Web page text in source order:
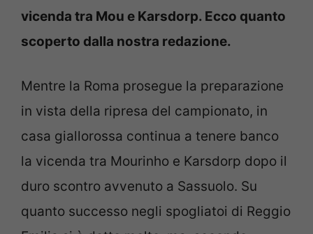
vicenda tra Mou e Karsdorp. Ecco quanto
scoperto dalla nostra redazione.
Mentre la Roma prosegue la preparazione
in vista della ripresa del campionato, in
casa giallorossa continua a tenere banco
la vicenda tra Mourinho e Karsdorp dopo il
duro scontro avvenuto a Sassuolo. Su
quanto successo negli spogliatoi di Reggio